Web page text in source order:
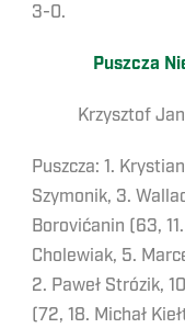
3-0.
Puszcza
Krzysztof
Puszcza: 1.
Szymonik, 3.
Borovićanin (63,
Cholewiak, 5.
2. Paweł Strózik,
(72, 18. Michał